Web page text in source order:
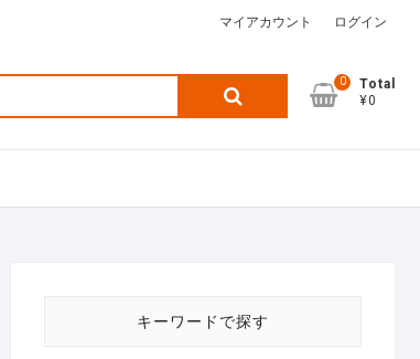
マイアカウント ログイン
0
Total
¥0
キーワードで探す